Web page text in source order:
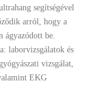
segítségével
arról, hogy a
ágyazódott be.
laborvizsgálatok és
vizsgálat,
EKG